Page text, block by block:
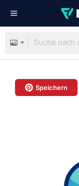
Speichern